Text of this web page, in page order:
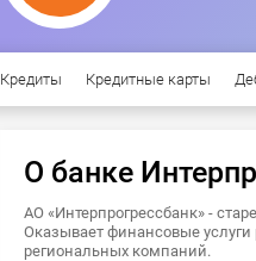
Кредиты Кредитные карты
О банке
АО «Интерпрогрессбанк» -
Оказывает финансовые
региональных компаний.